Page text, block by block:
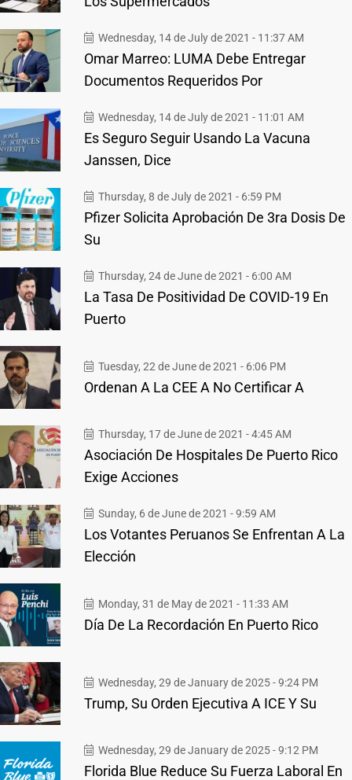
Wednesday, 14 de July de 2021 - 11:37 AM
Omar Marreo: LUMA Debe Entregar
Documentos Requeridos Por
Wednesday, 14 de July de 2021 - 11:01 AM
Es Seguro Seguir Usando La Vacuna
Janssen, Dice
Thursday, 8 de July de 2021 - 6:59 PM
Pfizer Solicita Aprobación De 3ra Dosis De
Su
Thursday, 24 de June de 2021 - 6:00 AM
La Tasa De Positividad De COVID-19 En
Puerto
Tuesday, 22 de June de 2021 - 6:06 PM
Ordenan A La CEE A No Certificar A
Thursday, 17 de June de 2021 - 4:45 AM
Asociación De Hospitales De Puerto Rico
Exige Acciones
Sunday, 6 de June de 2021 - 9:59 AM
Los Votantes Peruanos Se Enfrentan A La
Elección
Monday, 31 de May de 2021 - 11:33 AM
Día De La Recordación En Puerto Rico
Wednesday, 29 de January de 2025 - 9:24 PM
Trump, Su Orden Ejecutiva A ICE Y Su
Wednesday, 29 de January de 2025 - 9:12 PM
Florida Blue Reduce Su Fuerza Laboral En